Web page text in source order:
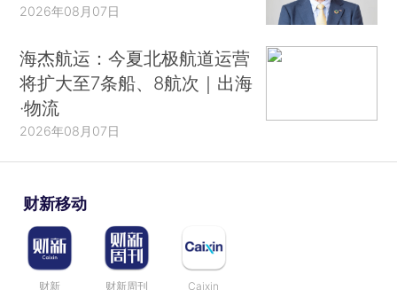
2026年08月07日
海杰航运：今夏北极航道运营
将扩大至7条船、8航次｜出海
·物流
2026年08月07日
财新移动
财新 财新周刊 Caixin